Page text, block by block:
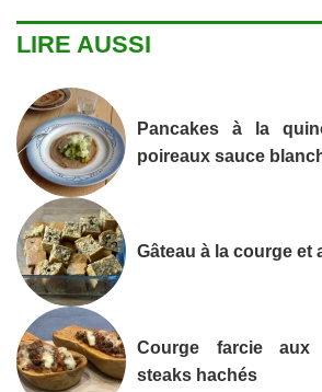
LIRE AUSSI
Pancakes à la
poireaux sauce
Gâteau à la courge et
Courge farcie aux
steaks hachés